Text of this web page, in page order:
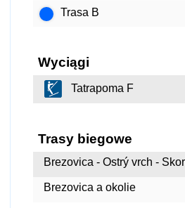
Trasa B
Wyciągi
Tatrapoma F
Trasy biegowe
Brezovica - Ostrý vrch -
Brezovica a okolie